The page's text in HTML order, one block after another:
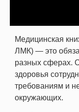
Медицинская
ЛМК) — это
разных сферах.
здоровья
требованиям и
окружающих.